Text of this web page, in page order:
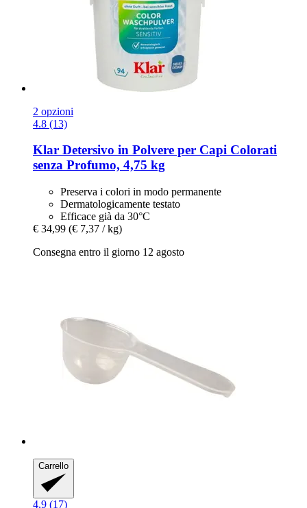
2 opzioni
4.8 (13)
Klar Detersivo in Polvere per Capi Colorati
senza Profumo, 4,75 kg
Preserva i colori in modo permanente
Dermatologicamente testato
Efficace già da 30°C
€ 34,99 (€ 7,37 / kg)
Consegna entro il giorno 12 agosto
Carrello
4.9 (17)